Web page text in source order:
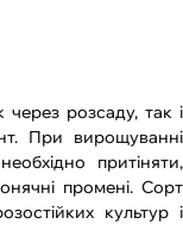
розсаду, так і
При вирощуванні
притіняти,
промені. Сорт
культур і